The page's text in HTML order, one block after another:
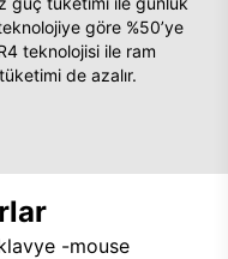
göre %50’ye
teknolojisi ile ram
de azalır.
-mouse